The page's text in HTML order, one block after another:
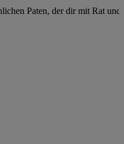
Paten, der dir mit Rat und